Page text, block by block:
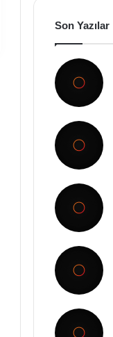
Son Yazılar